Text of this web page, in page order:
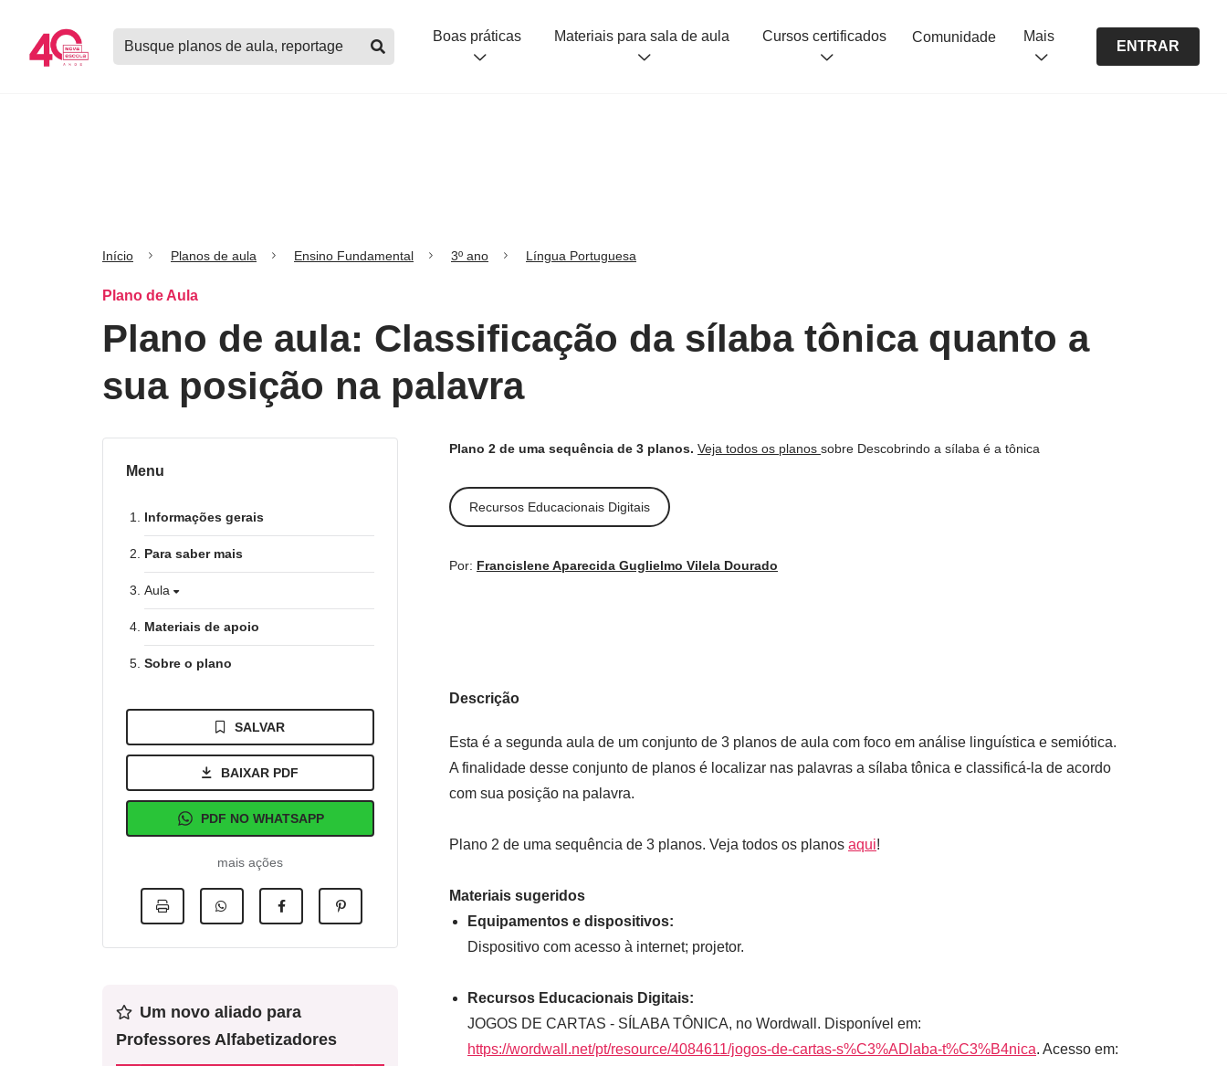
Buscar
planos
Boas práticas Materiais para sala de aula Cursos certificados Comunidade Mais
ENTRAR
Início Planos de aula Ensino Fundamental 3º ano Língua Portuguesa
Plano de Aula
Plano de aula: Classificação da sílaba tônica quanto a
sua posição na palavra
Menu
Informações gerais
Para saber mais
Aula
Materiais de apoio
Sobre o plano
SALVAR
BAIXAR PDF
PDF NO WHATSAPP
mais ações
Um novo aliado para
Professores Alfabetizadores
Plano 2 de uma sequência de 3 planos. Veja todos os planos sobre Descobrindo a sílaba é a tônica
Recursos Educacionais Digitais
Por: Francislene Aparecida Guglielmo Vilela Dourado
Descrição
Esta é a segunda aula de um conjunto de 3 planos de aula com foco em análise linguística e semiótica.
A finalidade desse conjunto de planos é localizar nas palavras a sílaba tônica e classificá-la de acordo
com sua posição na palavra.
Plano 2 de uma sequência de 3 planos. Veja todos os planos aqui!
Materiais sugeridos
Equipamentos e dispositivos:
Dispositivo com acesso à internet; projetor.
Recursos Educacionais Digitais:
JOGOS DE CARTAS - SÍLABA TÔNICA, no Wordwall. Disponível em:
https://wordwall.net/pt/resource/4084611/jogos-de-cartas-s%C3%ADlaba-t%C3%B4nica. Acesso em: